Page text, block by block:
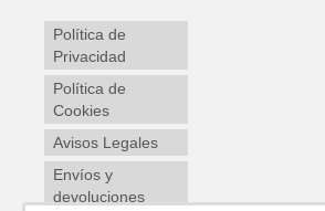
Política de
Privacidad
Política de
Cookies
Avisos Legales
Envíos y
devoluciones